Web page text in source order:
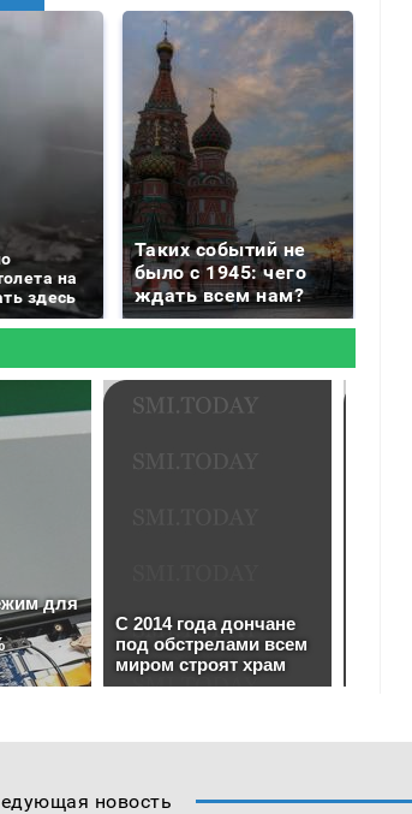
на
здесь
Таких событий не
было с 1945: чего
ждать всем нам?
новость